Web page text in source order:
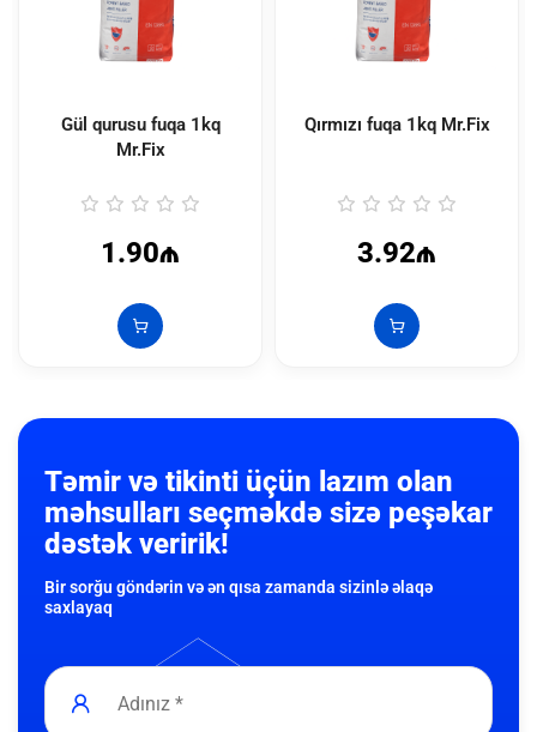
Gül qurusu fuqa 1kq
Mr.Fix
1.90₼
Qırmızı fuqa 1kq Mr.Fix
3.92₼
Təmir və tikinti üçün lazım olan
məhsulları seçməkdə sizə peşəkar
dəstək veririk!
Bir sorğu göndərin və ən qısa zamanda sizinlə əlaqə
saxlayaq